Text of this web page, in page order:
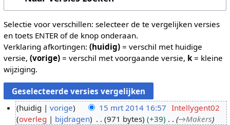
Selectie voor verschillen: selecteer de te vergelijken versies
en toets ENTER of de knop onderaan.
Verklaring afkortingen: (huidig)= verschil met huidige
versie, (vorige)= verschil met voorgaande versie, k= kleine
wijziging.
huidig vorige 15 mrt 2014 16:57 Intellygent02
overleg
bijdragen 971 bytes +39 →Makers